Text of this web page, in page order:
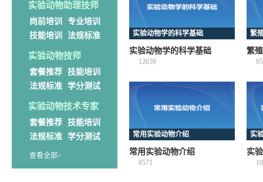
实验动物助理技师
岗前培训
专业培训
技能培训
法规标准
实验动物技师
套餐推荐 技能培训
法规标准 学分测试
实验动物技术专家
套餐推荐 技能培训
法规标准 学分测试
查看全部>
实验动物学的科学基础
实验动物学的科学基础
12659
繁
繁
常用实验动物介绍
常用实验动物介绍
8571
实
实